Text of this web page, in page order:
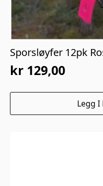
Sporsløyfer 12pk
kr 129,00
Legg